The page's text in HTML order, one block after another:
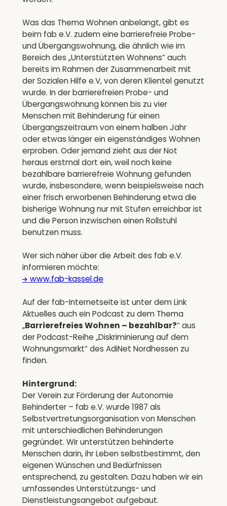
Was das Thema Wohnen anbelangt, gibt es
beim fab e.V. zudem eine barrierefreie Probe-
und Übergangswohnung, die ähnlich wie im
Bereich des „Unterstützten Wohnens“ auch
bereits im Rahmen der Zusammenarbeit mit
der Sozialen Hilfe e.V, von deren Klientel genutzt
wurde. In der barrierefreien Probe- und
Übergangswohnung können bis zu vier
Menschen mit Behinderung für einen
Übergangszeitraum von einem halben Jahr
oder etwas länger ein eigenständiges Wohnen
erproben. Oder jemand zieht aus der Not
heraus erstmal dort ein, weil noch keine
bezahlbare barrierefreie Wohnung gefunden
wurde, insbesondere, wenn beispielsweise nach
einer frisch erworbenen Behinderung etwa die
bisherige Wohnung nur mit Stufen erreichbar ist
und die Person inzwischen einen Rollstuhl
benutzen muss.
Wer sich näher über die Arbeit des fab e.V.
informieren möchte:
www.fab-kassel.de
Auf der fab-Internetseite ist unter dem Link
Aktuelles auch ein Podcast zu dem Thema
„Barrierefreies Wohnen – bezahlbar?“ aus
der Podcast-Reihe „Diskriminierung auf dem
Wohnungsmarkt“ des AdiNet Nordhessen zu
finden.
Hintergrund:
Der Verein zur Förderung der Autonomie
Behinderter – fab e.V. wurde 1987 als
Selbstvertretungsorganisation von Menschen
mit unterschiedlichen Behinderungen
gegründet. Wir unterstützen behinderte
Menschen darin, ihr Leben selbstbestimmt, den
eigenen Wünschen und Bedürfnissen
entsprechend, zu gestalten. Dazu haben wir ein
umfassendes Unterstützungs- und
Dienstleistungsangebot aufgebaut.